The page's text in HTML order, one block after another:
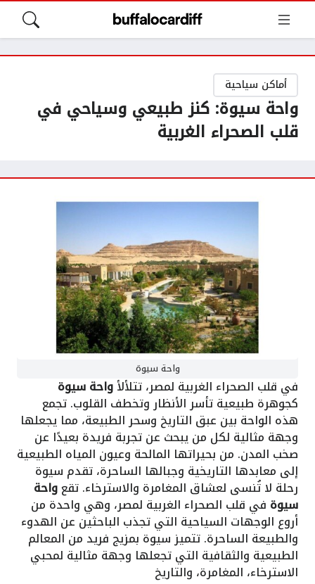
أماكن سياحية
واحة سيوة: كنز طبيعي وسياحي في
قلب الصحراء الغربية
واحة سيوة
في قلب الصحراء الغربية لمصر، تتلألأواحة سيوة
كجوهرة طبيعية تأسر الأنظار وتخطف القلوب. تجمع
هذه الواحة بين عبق التاريخ وسحر الطبيعة، مما يجعلها
وجهة مثالية لكل من يبحث عن تجربة فريدة بعيدًا عن
صخب المدن. من بحيراتها المالحة وعيون المياه الطبيعية
إلى معابدها التاريخية وجبالها الساحرة، تقدم سيوة
رحلة لا تُنسى لعشاق المغامرة والاسترخاء. تقعواحة
سيوة في قلب الصحراء الغربية لمصر، وهي واحدة من
أروع الوجهات السياحية التي تجذب الباحثين عن الهدوء
والطبيعة الساحرة. تتميز سيوة بمزيج فريد من المعالم
الطبيعية والثقافية التي تجعلها وجهة مثالية لمحبي
الاسترخاء، المغامرة، والتاريخ